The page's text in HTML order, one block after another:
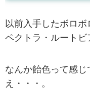
以前入手したボロ
ペクトラ・ルートビ
なんか飴色って感
え・・・。